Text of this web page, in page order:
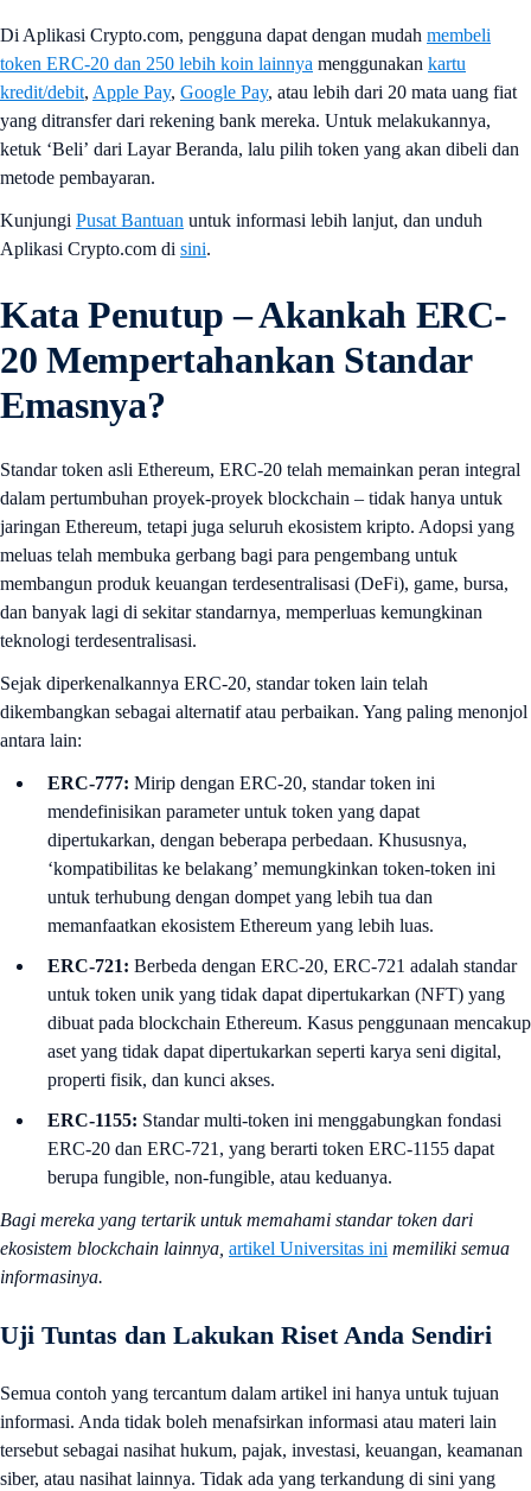
Di Aplikasi Crypto.com, pengguna dapat dengan mudah membeli
token ERC-20 dan 250 lebih koin lainnya menggunakan kartu
kredit/debit, Apple Pay, Google Pay, atau lebih dari 20 mata uang fiat
yang ditransfer dari rekening bank mereka. Untuk melakukannya,
ketuk ‘Beli’ dari Layar Beranda, lalu pilih token yang akan dibeli dan
metode pembayaran.
Kunjungi Pusat Bantuan untuk informasi lebih lanjut, dan unduh
Aplikasi Crypto.com di sini.
Kata Penutup – Akankah ERC-
20 Mempertahankan Standar
Emasnya?
Standar token asli Ethereum, ERC-20 telah memainkan peran integral
dalam pertumbuhan proyek-proyek blockchain – tidak hanya untuk
jaringan Ethereum, tetapi juga seluruh ekosistem kripto. Adopsi yang
meluas telah membuka gerbang bagi para pengembang untuk
membangun produk keuangan terdesentralisasi (DeFi), game, bursa,
dan banyak lagi di sekitar standarnya, memperluas kemungkinan
teknologi terdesentralisasi.
Sejak diperkenalkannya ERC-20, standar token lain telah
dikembangkan sebagai alternatif atau perbaikan. Yang paling menonjol
antara lain:
ERC-777: Mirip dengan ERC-20, standar token ini
mendefinisikan parameter untuk token yang dapat
dipertukarkan, dengan beberapa perbedaan. Khususnya,
‘kompatibilitas ke belakang’ memungkinkan token-token ini
untuk terhubung dengan dompet yang lebih tua dan
memanfaatkan ekosistem Ethereum yang lebih luas.
ERC-721: Berbeda dengan ERC-20, ERC-721 adalah standar
untuk token unik yang tidak dapat dipertukarkan (NFT) yang
dibuat pada blockchain Ethereum. Kasus penggunaan mencakup
aset yang tidak dapat dipertukarkan seperti karya seni digital,
properti fisik, dan kunci akses.
ERC-1155: Standar multi-token ini menggabungkan fondasi
ERC-20 dan ERC-721, yang berarti token ERC-1155 dapat
berupa fungible, non-fungible, atau keduanya.
Bagi mereka yang tertarik untuk memahami standar token dari
ekosistem blockchain lainnya, artikel Universitas ini memiliki semua
informasinya.
Uji Tuntas dan Lakukan Riset Anda Sendiri
Semua contoh yang tercantum dalam artikel ini hanya untuk tujuan
informasi. Anda tidak boleh menafsirkan informasi atau materi lain
tersebut sebagai nasihat hukum, pajak, investasi, keuangan, keamanan
siber, atau nasihat lainnya. Tidak ada yang terkandung di sini yang